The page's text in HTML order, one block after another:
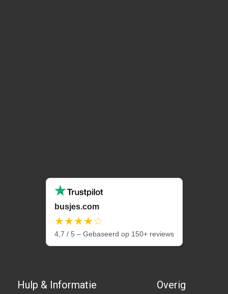
busjes.com
★★★★☆
4,7 / 5 – Gebaseerd op 150+ reviews
Hulp & Informatie Overig